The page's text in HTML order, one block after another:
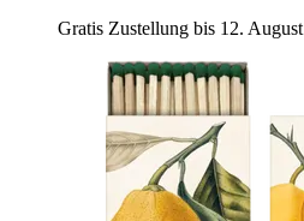
Gratis Zustellung bis 12. August